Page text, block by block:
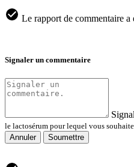
Le rapport de commentaire a
Signaler un commentaire
le lactosérum pour lequel vous
Annuler
Soumettre